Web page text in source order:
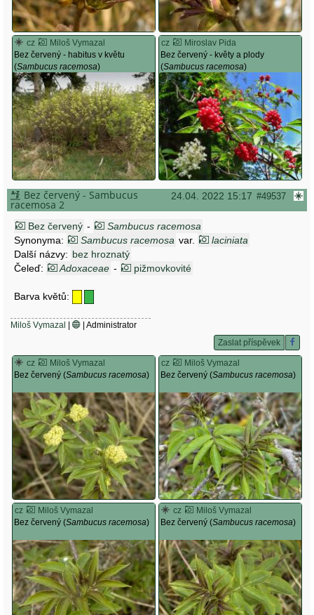
cz
Miloš Vymazal
Bez červený - habitus v květu
(Sambucus racemosa)
cz
Miroslav Pida
Bez červený - květy a plody
(Sambucus racemosa)
24.04. 2022 15:17 #49537
Bez červený - Sambucus
racemosa 2
Bez červený -
Sambucus racemosa
Synonyma:
Sambucus racemosa var.
laciniata
Další názvy: bez hroznatý
Čeleď:
Adoxaceae - pižmovkovité
Barva květů:
Miloš Vymazal |
| Administrator
Zaslat příspěvek
cz
Miloš Vymazal
Bez červený (Sambucus racemosa)
cz
Miloš Vymazal
Bez červený (Sambucus racemosa)
cz
Miloš Vymazal
Bez červený (Sambucus racemosa)
cz
Miloš Vymazal
Bez červený (Sambucus racemosa)